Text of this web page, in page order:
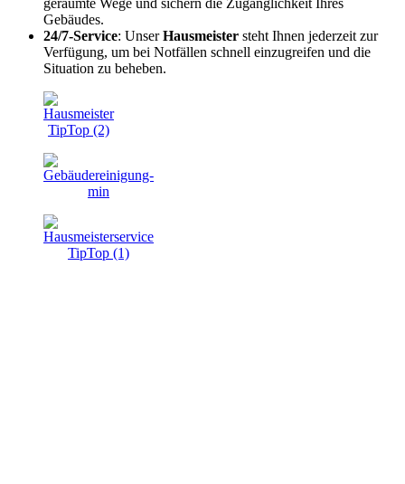
geräumte Wege und sichern die Zugänglichkeit Ihres
Gebäudes.
24/7-Service: UnserHausmeister steht Ihnen jederzeit zur
Verfügung, um bei Notfällen schnell einzugreifen und die
Situation zu beheben.